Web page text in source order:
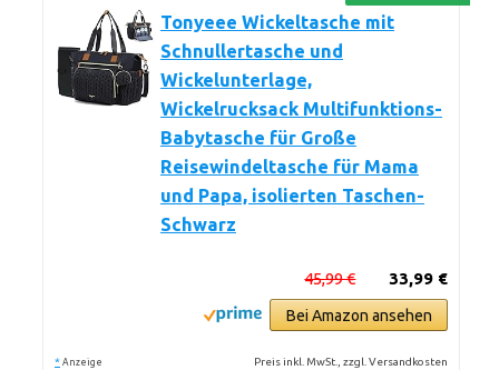
Tonyeee Wickeltasche mit
Schnullertasche und
Wickelunterlage,
Wickelrucksack Multifunktions-
Babytasche für Große
Reisewindeltasche für Mama
und Papa, isolierten Taschen-
Schwarz
33,99 €
45,99 €
Bei Amazon ansehen
* Anzeige Preis inkl. MwSt., zzgl. Versandkosten